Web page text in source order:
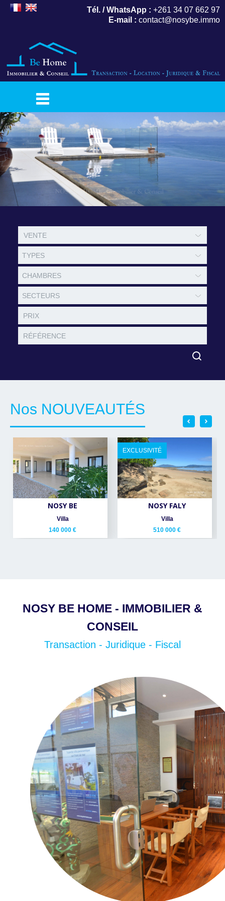
Tél. / WhatsApp : +261 34 07 662 97
E-mail : contact@nosybe.immo
TYPES
CHAMBRES
SECTEURS
Nos NOUVEAUTÉS
NOSY BE
Villa
140 000 €
NOSY FALY
Villa
510 000 €
EXCLUSIVITÉ
NOSY BE HOME - IMMOBILIER &
CONSEIL
Transaction - Juridique - Fiscal